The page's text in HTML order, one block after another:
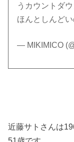
うカウントダ
ほんとしんど
— MIKIMICO
近藤サトさんは